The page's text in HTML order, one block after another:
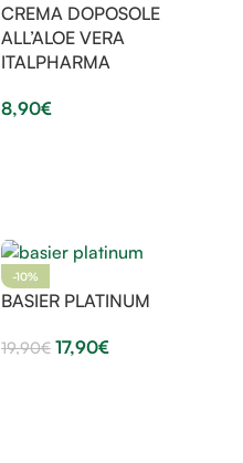
CREMA DOPOSOLE
ALL’ALOE VERA
ITALPHARMA
8,90€
-10%
BASIER PLATINUM
19,90€ 17,90€